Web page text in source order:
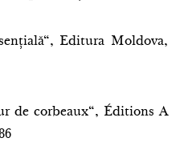
Editura Moldova,
de corbeaux“, Éditions A